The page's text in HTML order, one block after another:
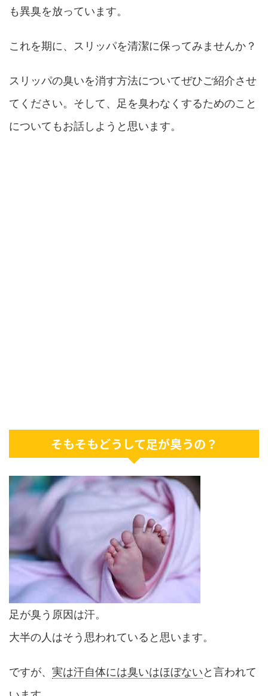
も異臭を放っています。
これを期に、スリッパを清潔に保ってみませんか？
スリッパの臭いを消す方法についてぜひご紹介させ
てください。そして、足を臭わなくするためのこと
についてもお話しようと思います。
そもそもどうして足が臭うの？
足が臭う原因は汗。
大半の人はそう思われていると思います。
ですが、 実は汗自体には臭いはほぼないと言われて